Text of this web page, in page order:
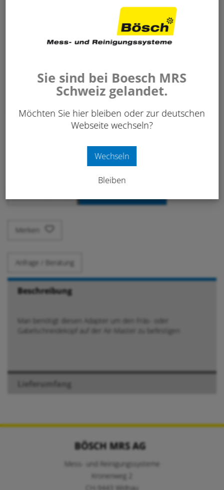
46.00 CHF / Stk.
Merken
Anfrage / Beratung
Beschreibung
Man benötigt diesen Adapter um den Fräs- oder
Gabelschneidekopf auf der Air-Master zu befestigen
Lieferumfang
BÖSCH MRS AG
Mess- und Reinigungssysteme
Kronenweg 2
CH-9443 Widnau
Sie sind bei Boesch MRS
Schweiz gelandet.
Möchten Sie hier bleiben oder zur deutschen
Webseite wechseln?
Wechseln
Bleiben